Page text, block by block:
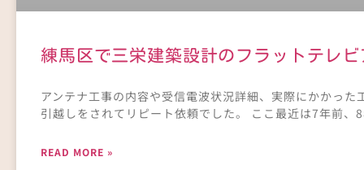
練馬区で三栄建築設計のフラットテレ
アンテナ工事の内容や受信電波状況詳細、実際にかかっ
引越しをされてリピート依頼でした。 ここ最近は7年前、
READ MORE »